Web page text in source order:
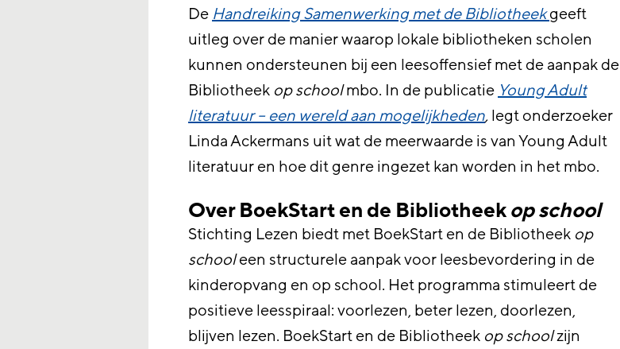
De Handreiking Samenwerking met de Bibliotheekgeeft
uitleg over de manier waarop lokale bibliotheken scholen
kunnen ondersteunen bij een leesoffensief met de aanpak de
Bibliotheek op schoolmbo. In de publicatie Young Adult
literatuur – een wereld aan mogelijkheden,legt onderzoeker
Linda Ackermans uit wat de meerwaarde is van Young Adult
literatuur en hoe dit genre ingezet kan worden in het mbo.
Over BoekStart en de Bibliotheekop school
Stichting Lezen biedt met BoekStart en de Bibliotheek op
schooleen structurele aanpak voor leesbevordering in de
kinderopvang en op school. Het programma stimuleert de
positieve leesspiraal: voorlezen, beter lezen, doorlezen,
blijven lezen. BoekStart en de Bibliotheek op schoolzijn